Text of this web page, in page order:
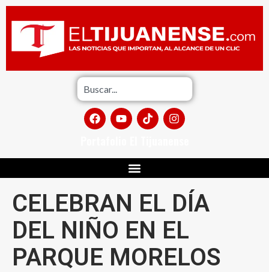
CELEBRAN EL DÍA
DEL NIÑO EN EL
PARQUE MORELOS